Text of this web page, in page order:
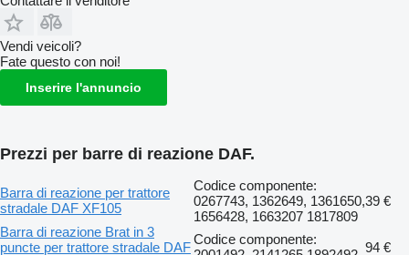
Vendi veicoli?
Fate questo con noi!
Inserire l'annuncio
Prezzi per barre di reazione DAF.
Barra di reazione per trattore
stradale DAF XF105
Codice componente:
0267743, 1362649, 1361650,
1656428, 1663207 1817809
39 €
Barra di reazione Brat in 3
puncte per trattore stradale DAF
Codice componente:
94 €